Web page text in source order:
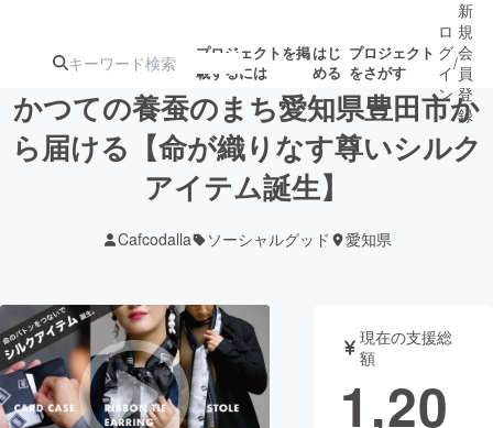
プロジェクトを掲
載するには
はじ
める
プロジェクト
をさがす
注目のリ 注目の新着プロ募集終了が近いプ
テクノロジー・ガジェット
映像・映画 書籍・雑誌
ロ
グ
イ
ン
/
新
規
会
員
登
録
かつての養蚕のまち愛知県豊田市か
ら届ける【命が織りなす尊いシルク
アイテム誕生】
Cafcodalla ソーシャルグッド 愛知県
現在の支援総
額
1,20